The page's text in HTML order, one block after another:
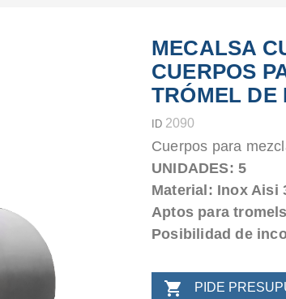
MECALSA
CUERPOS
TRÓMEL DE
ID 2090
Cuerpos para
UNIDADES: 5
Material: Inox Aisi
Aptos para
Posibilidad de
 PIDE